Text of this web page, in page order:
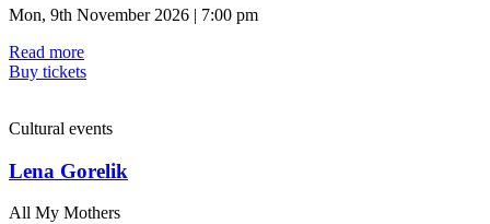
Mon, 9th November 2026 | 7:00 pm
Read more
Buy tickets
Cultural events
Lena Gorelik
All My Mothers